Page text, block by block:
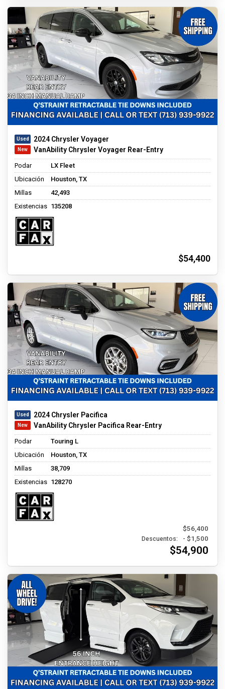
2024 Chrysler Voyager
VanAbility Chrysler Voyager Rear-Entry
Podar
LX Fleet
Ubicación
Houston, TX
Millas
42,493
Existencias 135208
$54,400
2024 Chrysler Pacifica
VanAbility Chrysler Pacifica Rear-Entry
Podar
Touring L
Ubicación
Houston, TX
Millas
38,709
Existencias 128270
$56,400
Descuentos: - $1,500
$54,900